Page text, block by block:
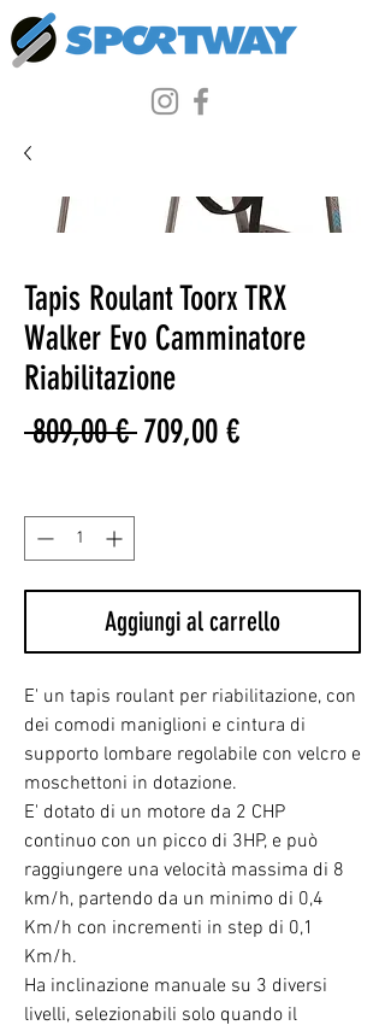
Tapis Roulant Toorx TRX
Walker Evo Camminatore
Riabilitazione
809,00 € Prezzo
709,00 €Prezzo
Aggiungi al carrello
E' un tapis roulant per riabilitazione, con
dei comodi maniglioni e cintura di
supporto lombare regolabile con velcro e
moschettoni in dotazione.
E' dotato di un motore da 2 CHP
continuo con un picco di 3HP, e può
raggiungere una velocità massima di 8
km/h, partendo da un minimo di 0,4
Km/h con incrementi in step di 0,1
Km/h.
Ha inclinazione manuale su 3 diversi
livelli, selezionabili solo quando il